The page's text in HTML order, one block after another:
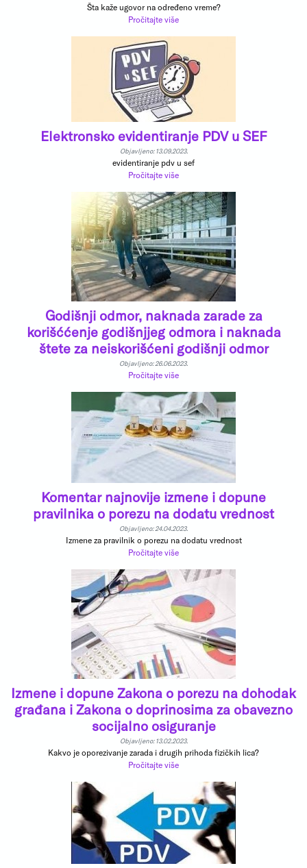
Šta kaže ugovor na određeno vreme?
Pročitajte više
Elektronsko evidentiranje PDV u SEF
Objavljeno: 13.09.2023.
evidentiranje pdv u sef
Pročitajte više
Godišnji odmor, naknada zarade za
korišććenje godišnjjeg odmora i naknada
štete za neiskorišćeni godišnji odmor
Objavljeno: 26.06.2023.
Pročitajte više
Komentar najnovije izmene i dopune
pravilnika o porezu na dodatu vrednost
Objavljeno: 24.04.2023.
Izmene za pravilnik o porezu na dodatu vrednost
Pročitajte više
Izmene i dopune Zakona o porezu na dohodak
građana i Zakona o doprinosima za obavezno
socijalno osiguranje
Objavljeno: 13.02.2023.
Kakvo je oporezivanje zarada i drugih prihoda fizičkih lica?
Pročitajte više